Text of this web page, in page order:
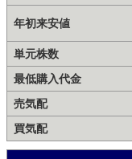
年初来安値
単元株数
最低購入代金
売気配
買気配